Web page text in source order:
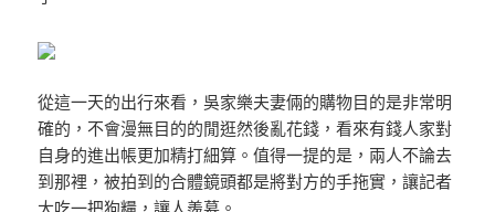
從這一天的出行來看，吳家樂夫妻倆的購物目的是非常明
確的，不會漫無目的的閒逛然後亂花錢，看來有錢人家對
自身的進出帳更加精打細算。值得一提的是，兩人不論去
到那裡，被拍到的合體鏡頭都是將對方的手拖實，讓記者
大吃一把狗糧，讓人羨慕。